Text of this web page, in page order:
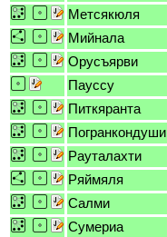
Метсякюля
Мийнала
Орусъярви
Пауссу
Питкяранта
Погранкондуши
Рауталахти
Ряймяля
Салми
Сумериа